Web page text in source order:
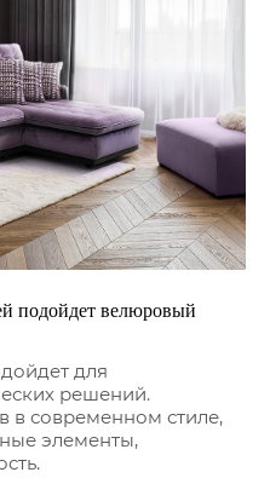
подойдет велюровый
для
решений.
в современном стиле,
элементы,